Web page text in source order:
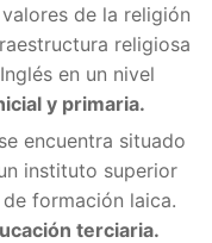
de la religión
religiosa
en un nivel
y primaria.
encuentra situado
instituto superior
formación laica.
terciaria.